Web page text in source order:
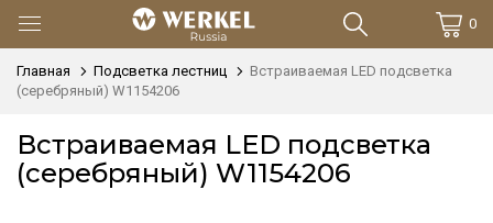
0
Главная Подсветка лестниц
Встраиваемая LED подсветка
(серебряный) W1154206
Встраиваемая LED подсветка
(серебряный) W1154206